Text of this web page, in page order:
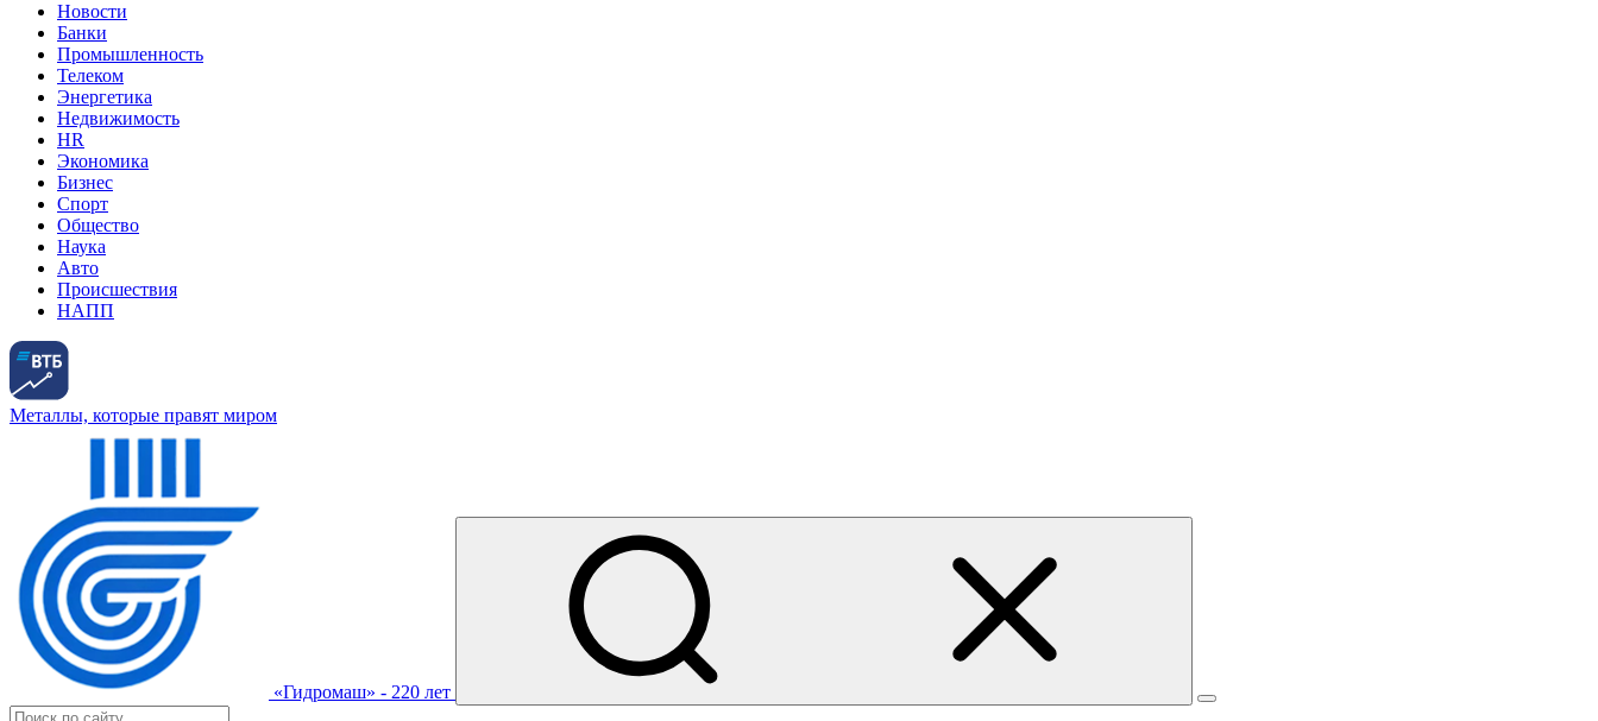
Новости
Банки
Промышленность
Телеком
Энергетика
Недвижимость
HR
Экономика
Бизнес
Спорт
Общество
Наука
Авто
Происшествия
НАПП
Металлы, которые правят миром
«Гидромаш» - 220 лет